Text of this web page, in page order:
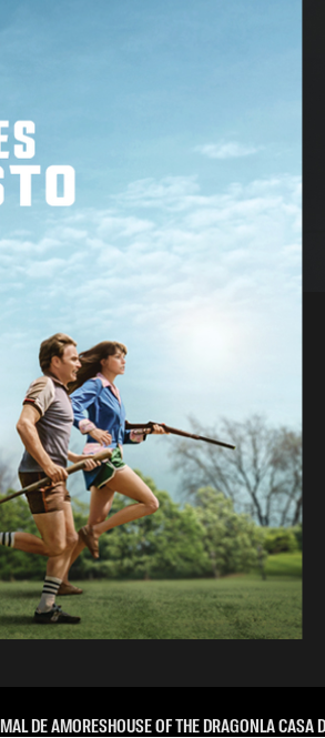
MAL DE AMORESHOUSE OF THE DRAGONLA CASA